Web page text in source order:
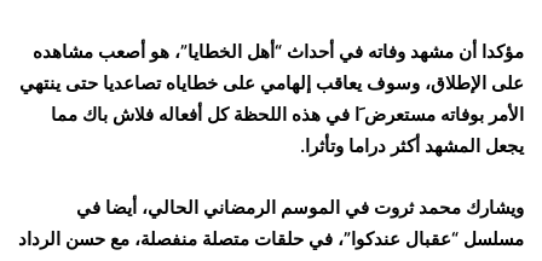
مؤكدا أن مشهد وفاته في أحداث “أهل الخطايا”، هو أصعب مشاهده
على الإطلاق، وسوف يعاقب إلهامي على خطاياه تصاعديا حتى ينتهي
الأمر بوفاته مستعرض َا في هذه اللحظة كل أفعاله فلاش باك مما
يجعل المشهد أكثر دراما وتأثرا.
ويشارك محمد ثروت في الموسم الرمضاني الحالي، أيضا في
مسلسل “عقبال عندكوا”، في حلقات متصلة منفصلة، مع حسن الرداد